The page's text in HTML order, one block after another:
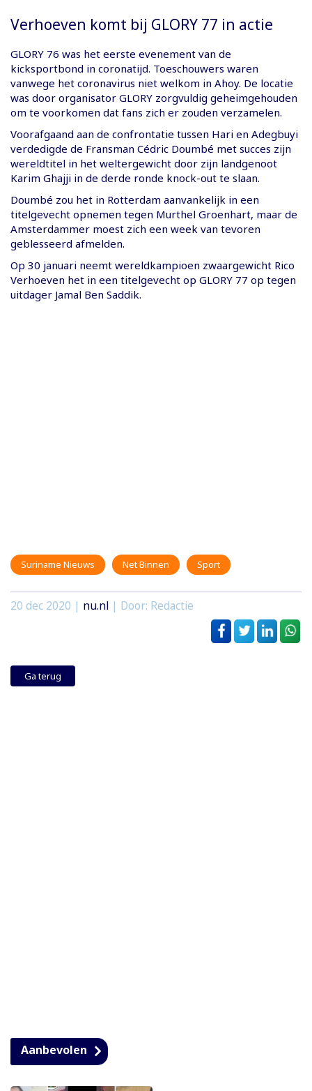
Verhoeven komt bij GLORY 77 in actie
GLORY 76 was het eerste evenement van de
kicksportbond in coronatijd. Toeschouwers waren
vanwege het coronavirus niet welkom in Ahoy. De locatie
was door organisator GLORY zorgvuldig geheimgehouden
om te voorkomen dat fans zich er zouden verzamelen.
Voorafgaand aan de confrontatie tussen Hari en Adegbuyi
verdedigde de Fransman Cédric Doumbé met succes zijn
wereldtitel in het weltergewicht door zijn landgenoot
Karim Ghajji in de derde ronde knock-out te slaan.
Doumbé zou het in Rotterdam aanvankelijk in een
titelgevecht opnemen tegen Murthel Groenhart, maar de
Amsterdammer moest zich een week van tevoren
geblesseerd afmelden.
Op 30 januari neemt wereldkampioen zwaargewicht Rico
Verhoeven het in een titelgevecht op GLORY 77 op tegen
uitdager Jamal Ben Saddik.
Suriname Nieuws Net Binnen Sport
20 dec 2020 | nu.nl | Door: Redactie
Ga terug
Aanbevolen